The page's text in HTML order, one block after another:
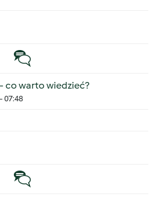
Temat zwyczajny
co warto wiedzieć?
07:48
Temat zwyczajny